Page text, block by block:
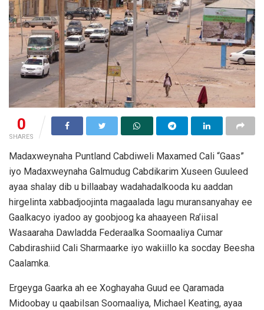
0
SHARES
Madaxweynaha Puntland Cabdiweli Maxamed Cali “Gaas”
iyo Madaxweynaha Galmudug Cabdikarim Xuseen Guuleed
ayaa shalay dib u billaabay wadahadalkooda ku aaddan
hirgelinta xabbadjoojinta magaalada lagu muransanyahay ee
Gaalkacyo iyadoo ay goobjoog ka ahaayeen Ra’iisal
Wasaaraha Dawladda Federaalka Soomaaliya Cumar
Cabdirashiid Cali Sharmaarke iyo wakiillo ka socday Beesha
Caalamka.
Ergeyga Gaarka ah ee Xoghayaha Guud ee Qaramada
Midoobay u qaabilsan Soomaaliya, Michael Keating, ayaa